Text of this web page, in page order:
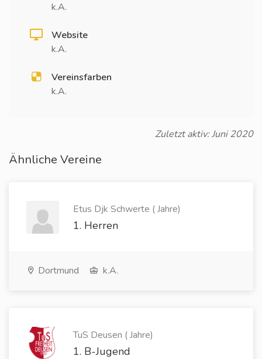
k.A.
Website
k.A.
Vereinsfarben
k.A.
Zuletzt aktiv: Juni 2020
Ähnliche Vereine
Etus Djk Schwerte ( Jahre)
1. Herren
Dortmund k.A.
TuS Deusen ( Jahre)
1. B-Jugend